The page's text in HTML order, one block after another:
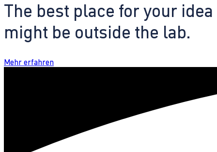
The best place for your idea
might be outside the lab.
Mehr erfahren